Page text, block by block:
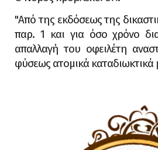
"Από της εκδόσεως της
παρ. 1 και για όσο χρόνο
απαλλαγή του οφειλέτη
φύσεως ατομικά καταδιωκτικά